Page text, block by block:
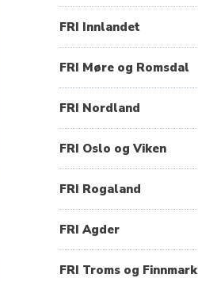
FRI Innlandet
FRI Møre og Romsdal
FRI Nordland
FRI Oslo og Viken
FRI Rogaland
FRI Agder
FRI Troms og Finnmark